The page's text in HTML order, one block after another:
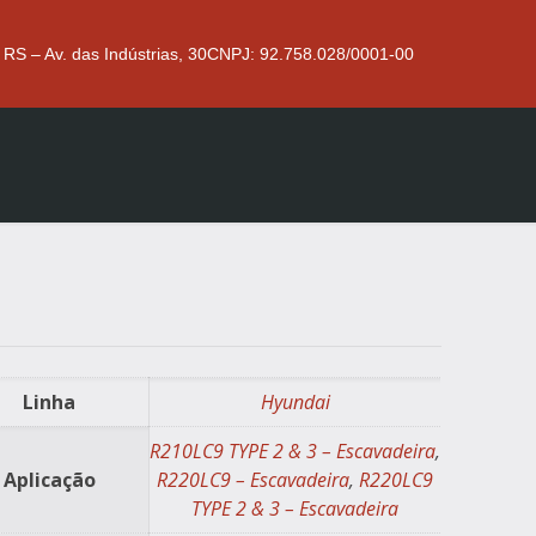
– Av. das Indústrias, 30CNPJ: 92.758.028/0001-00
Linha Hyundai
Aplicação
R210LC9 TYPE 2 & 3 – Escavadeira,
R220LC9 – Escavadeira,R220LC9
TYPE 2 & 3 – Escavadeira